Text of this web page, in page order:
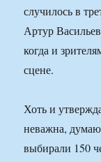
случилось в
Артур
когда и
сцене.
Хоть и
неважна,
выбирали 150